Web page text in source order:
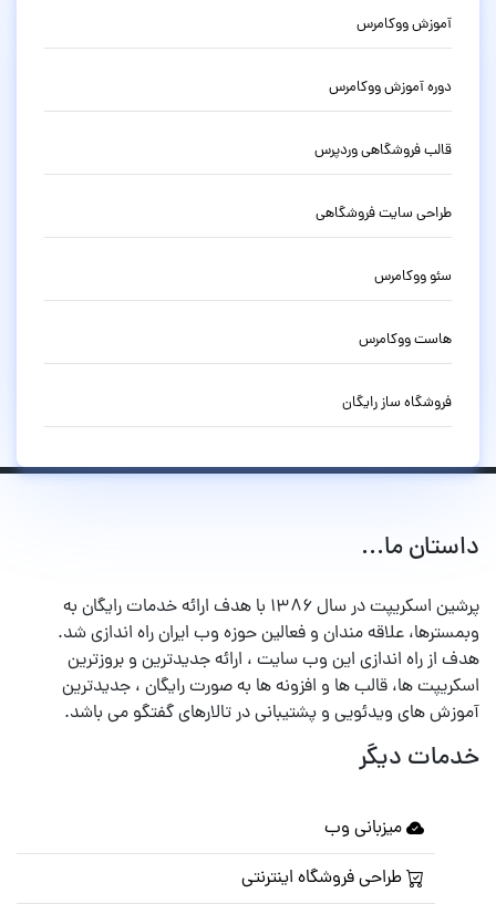
آموزش ووکامرس
دوره آموزش ووکامرس
قالب فروشگاهی وردپرس
طراحی سایت فروشگاهی
سئو ووکامرس
هاست ووکامرس
فروشگاه ساز رایگان
داستان ما...
پرشین اسکریپت در سال ۱۳۸۶ با هدف ارائه خدمات رایگان به
وبمسترها، علاقه مندان و فعالین حوزه وب ایران راه اندازی شد.
هدف از راه اندازی این وب سایت ، ارائه جدیدترین و بروزترین
اسکریپت ها، قالب ها و افزونه ها به صورت رایگان ، جدیدترین
آموزش های ویدئویی و پشتیبانی در تالارهای گفتگو می باشد.
خدمات دیگر
میزبانی وب
طراحی فروشگاه اینترنتی